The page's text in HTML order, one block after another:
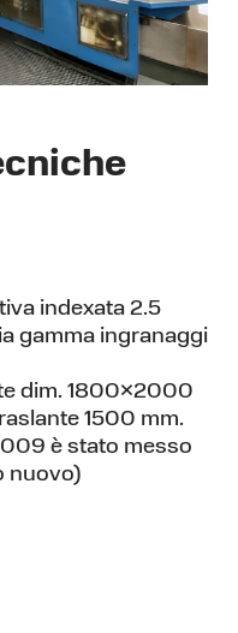
indexata 2.5
gamma ingranaggi
dim. 1800×2000
1500 mm.
è stato messo
nuovo)